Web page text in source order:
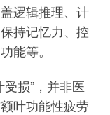
逻辑推理、计
持记忆力、控
能等。
损”，并非医
叶功能性疲劳